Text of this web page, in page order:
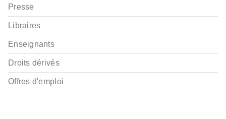
Presse
Libraires
Enseignants
Droits dérivés
Offres d'emploi